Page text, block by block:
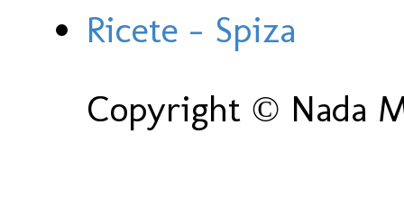
Ricete - Spiza
Copyright © Nada